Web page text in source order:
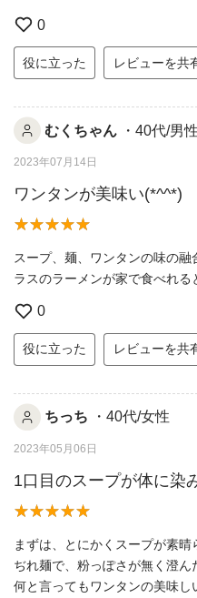
0
役に立った レビューを共
むくちゃん ・40代/男性
2023年07月14日
ワンタンが美味い(*^^*)
スープ、麺、ワンタンの味の
ラスのラーメンが家で食べれ
0
役に立った レビューを共
ちっち ・40代/女性
2023年05月06日
1口目のスープが体に染
まずは、とにかくスープが素
ぢれ麺で、粉っぽさが無く澄
何と言ってもワンタンの美味